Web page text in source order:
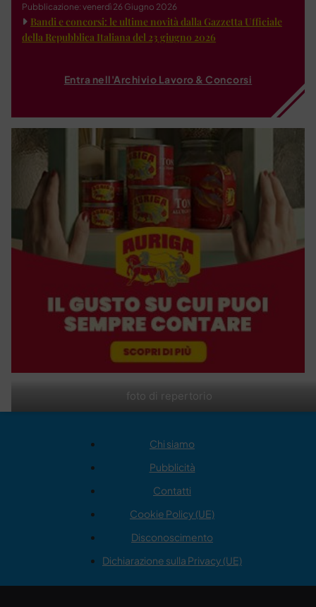
foto di repertorio
Pubblicazione: venerdì 26 Giugno 2026
Bandi e concorsi: le ultime novità dalla Gazzetta Ufficiale
della Repubblica Italiana del 23 giugno 2026
Entra nell'Archivio Lavoro & Concorsi
Chi siamo
Pubblicità
Contatti
Cookie Policy (UE)
Disconoscimento
Dichiarazione sulla Privacy (UE)